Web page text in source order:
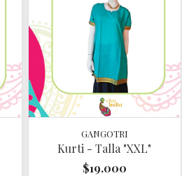
GANGOTRI
Kurti - Talla "XXL"
$19.000